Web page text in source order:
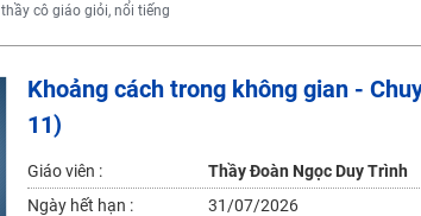
cô giáo giỏi, nổi tiếng
cô giáo giỏi, nổi tiếng
- Ba bước luyện thi TN THPT - ĐH ít nhất 25 điểm
- 499K toàn bộ khoá học tại Tuyensinh247 (Từ 16-18/07/
1K Chỉ Từ 11-13/09/2024
- 399K (13/11-15/11)
Khoảng cách trong không gian -
11)
Giáo viên :
Thầy Đoàn Ngọc Duy Trình
Ngày hết hạn :
31/07/2026